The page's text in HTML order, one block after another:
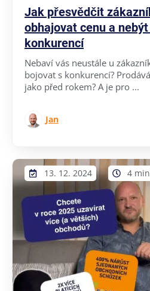
Jak přesvědčit
obhajovat cenu a
konkurencí
Nebaví vás neustále u
bojovat s konkurencí?
jako před rokem? A je pro ...
Jan
13. 12. 2024 4